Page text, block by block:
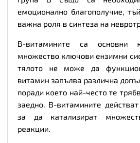
емоционално благополучие,
важна роля в синтеза на
В-витамините са основни
множество ключови ензимни
тялото не може да
витамин запълва различна
поради което най-често те
заедно. В-витамините
за да катализират
реакции.